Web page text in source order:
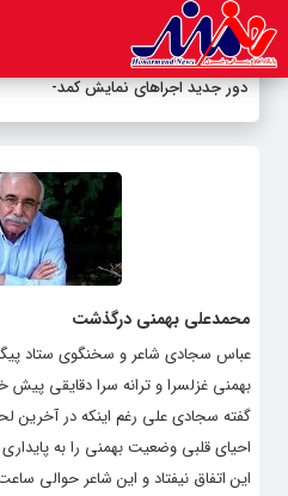
دور جدید اجراهای نمایش کمدی «ما_
محمدعلی بهمنی درگذشت
عباس سجادی شاعر و سخنگوی ستاد
بهمنی غزلسرا و ترانه سرا دقایقی پیش
گفته سجادی علی رغم اینکه در آخرین
احیای قلبی وضعیت بهمنی را به پایداری